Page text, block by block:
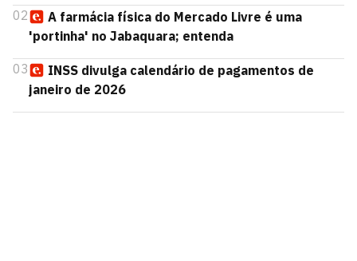
02
A farmácia física do Mercado Livre é uma
'portinha' no Jabaquara; entenda
03
INSS divulga calendário de pagamentos de
janeiro de 2026